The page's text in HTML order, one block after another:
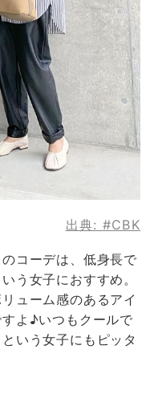
出典: #CBK
コーデは、低身長で
う女子におすすめ。
ューム感のあるアイ
よ♪いつもクールで
いう女子にもピッタ